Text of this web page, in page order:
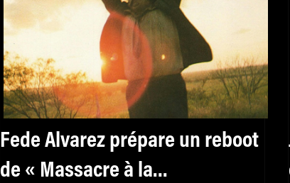
Fede Alvarez prépare un reboot
de « Massacre à la